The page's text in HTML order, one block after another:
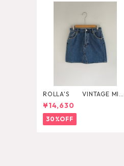
ROLLA'S VINTAGE MINI
DAZZLER
¥14,630
30%OFF